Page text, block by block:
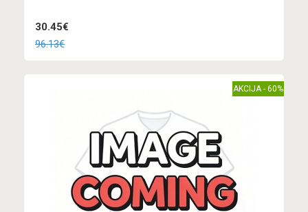
30.45€
96.13€
AKCIJA - 60%